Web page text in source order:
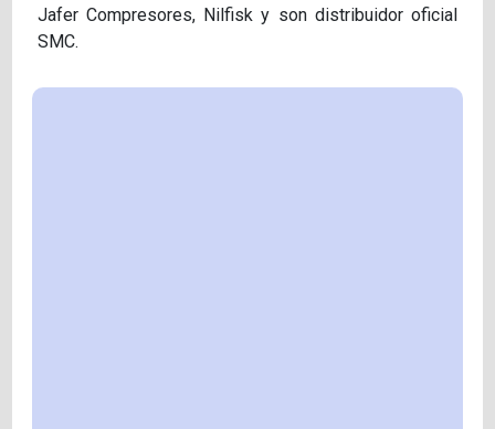
Jafer Compresores, Nilfisk y son distribuidor oficial
SMC.